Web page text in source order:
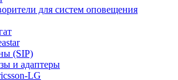
для систем оповещения
(SIP)
и адаптеры
LG